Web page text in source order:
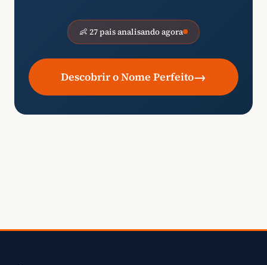
👶 27 pais analisando agora
Descobrir o Nome Perfeito→